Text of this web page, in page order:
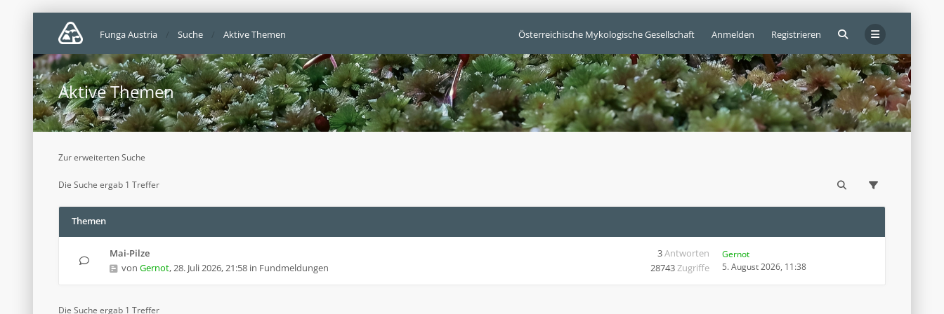
Österreichische Mykologische Gesellschaft Anmelden Registrieren
Funga Austria Suche Aktive Themen
Aktive Themen
Zur erweiterten Suche
Die Suche ergab 1 Treffer
Themen
Mai-Pilze
von Gernot,28. Juli 2026, 21:58 in Fundmeldungen
3Antworten
28743Zugriffe
Gernot
5. August 2026, 11:38
Die Suche ergab 1 Treffer